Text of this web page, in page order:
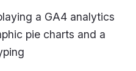
a GA4 analytics
pie charts and a